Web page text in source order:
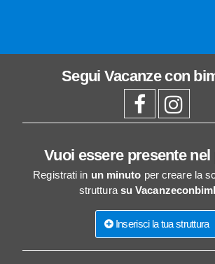
Segui Vacanze con
Vuoi essere presente
Registrati in un minuto per creare la
struttura su
Inserisci la tua struttura